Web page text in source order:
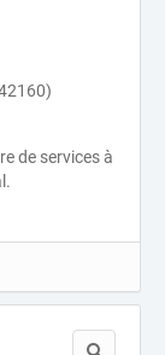
de services à